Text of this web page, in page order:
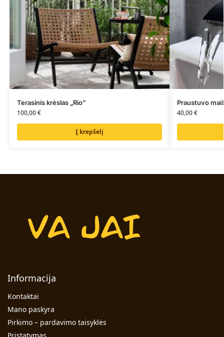
Terasinis krėslas „Rio”
100,00€
Į krepšelį
Praustuvo
40,00€
Informacija
Kontaktai
Mano paskyra
Pirkimo – pardavimo taisyklės